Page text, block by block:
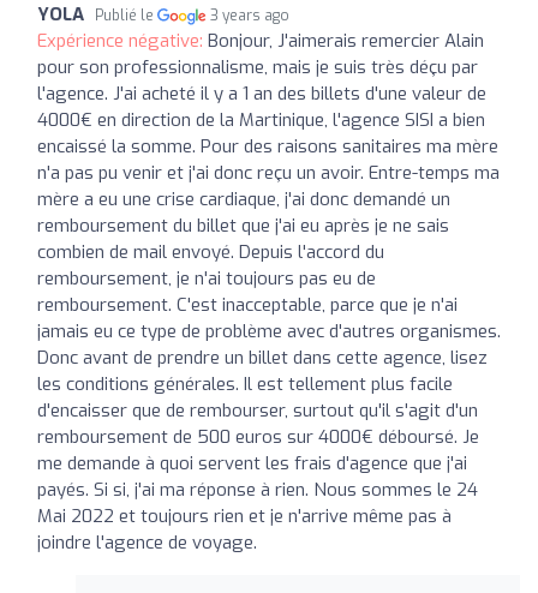
YOLA Publié le 3 years ago
Expérience négative: Bonjour, J'aimerais remercier Alain
pour son professionnalisme, mais je suis très déçu par
l'agence. J'ai acheté il y a 1 an des billets d'une valeur de
4000€ en direction de la Martinique, l'agence SISI a bien
encaissé la somme. Pour des raisons sanitaires ma mère
n'a pas pu venir et j'ai donc reçu un avoir. Entre-temps ma
mère a eu une crise cardiaque, j'ai donc demandé un
remboursement du billet que j'ai eu après je ne sais
combien de mail envoyé. Depuis l'accord du
remboursement, je n'ai toujours pas eu de
remboursement. C'est inacceptable, parce que je n'ai
jamais eu ce type de problème avec d'autres organismes.
Donc avant de prendre un billet dans cette agence, lisez
les conditions générales. Il est tellement plus facile
d'encaisser que de rembourser, surtout qu'il s'agit d'un
remboursement de 500 euros sur 4000€ déboursé. Je
me demande à quoi servent les frais d'agence que j'ai
payés. Si si, j'ai ma réponse à rien. Nous sommes le 24
Mai 2022 et toujours rien et je n'arrive même pas à
joindre l'agence de voyage.